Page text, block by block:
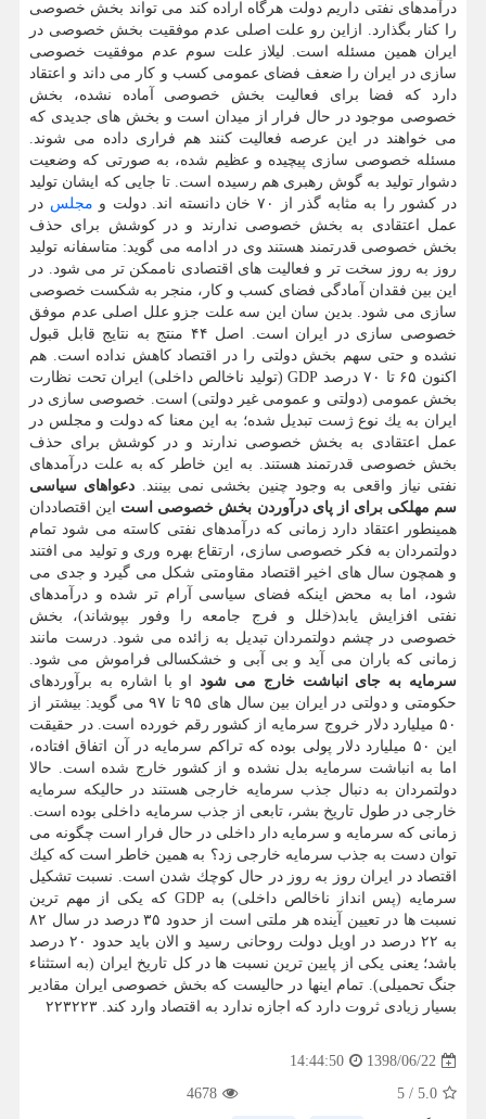
درآمدهای نفتی داریم دولت هرگاه اراده كند می تواند بخش خصوصی
را كنار بگذارد. ازاین رو علت اصلی عدم موفقیت بخش خصوصی در
ایران همین مسئله است. لیلاز علت سوم عدم موفقیت خصوصی
سازی در ایران را ضعف فضای عمومی كسب و كار می داند و اعتقاد
دارد كه فضا برای فعالیت بخش خصوصی آماده نشده، بخش
خصوصی موجود در حال فرار از میدان است و بخش های جدیدی كه
می خواهند در این عرصه فعالیت كنند هم فراری داده می شوند.
مسئله خصوصی سازی پیچیده و عظیم شده، به صورتی كه وضعیت
دشوار تولید به گوش رهبری هم رسیده است. تا جایی كه ایشان تولید
در كشور را به مثابه گذر از ۷۰ خان دانسته اند. دولت و
مجلس در
عمل اعتقادی به بخش خصوصی ندارند و در كوشش برای حذف
بخش خصوصی قدرتمند هستند وی در ادامه می گوید: متاسفانه تولید
روز به روز سخت تر و فعالیت های اقتصادی ناممكن تر می شود. در
این بین فقدان آمادگی فضای كسب و كار، منجر به شكست خصوصی
سازی می شود. بدین سان این سه علت جزو علل اصلی عدم موفق
خصوصی سازی در ایران است. اصل ۴۴ منتج به نتایج قابل قبول
نشده و حتی سهم بخش دولتی را در اقتصاد كاهش نداده است. هم
اكنون ۶۵ تا ۷۰ درصد GDP (تولید ناخالص داخلی) ایران تحت نظارت
بخش عمومی (دولتی و عمومی غیر دولتی) است. خصوصی سازی در
ایران به یك نوع ژست تبدیل شده؛ به این معنا كه دولت و مجلس در
عمل اعتقادی به بخش خصوصی ندارند و در كوشش برای حذف
بخش خصوصی قدرتمند هستند. به این خاطر كه به علت درآمدهای
نفتی نیاز واقعی به وجود چنین بخشی نمی بینند. دعواهای سیاسی
سم مهلكی برای از پای درآوردن بخش خصوصی است این اقتصاددان
همینطور اعتقاد دارد زمانی كه درآمدهای نفتی كاسته می شود تمام
دولتمردان به فكر خصوصی سازی، ارتقاع بهره وری و تولید می افتند
و همچون سال های اخیر اقتصاد مقاومتی شكل می گیرد و جدی می
شود، اما به محض اینكه فضای سیاسی آرام تر شده و درآمدهای
نفتی افزایش یابد(خلل و فرج جامعه را وفور بپوشاند)، بخش
خصوصی در چشم دولتمردان تبدیل به زائده می شود. درست مانند
زمانی كه باران می آید و بی آبی و خشكسالی فراموش می شود.
سرمایه به جای انباشت خارج می شوداو با اشاره به برآوردهای
حكومتی و دولتی در ایران بین سال های ۹۵ تا ۹۷ می گوید: بیشتر از
۵۰ میلیارد دلار خروج سرمایه از كشور رقم خورده است. در حقیقت
این ۵۰ میلیارد دلار پولی بوده كه تراكم سرمایه در آن اتفاق افتاده،
اما به انباشت سرمایه بدل نشده و از كشور خارج شده است. حالا
دولتمردان به دنبال جذب سرمایه خارجی هستند در حالیكه سرمایه
خارجی در طول تاریخ بشر، تابعی از جذب سرمایه داخلی بوده است.
زمانی كه سرمایه و سرمایه دار داخلی در حال فرار است چگونه می
توان دست به جذب سرمایه خارجی زد؟ به همین خاطر است كه كیك
اقتصاد در ایران روز به روز در حال كوچك شدن است. نسبت تشكیل
سرمایه (پس انداز ناخالص داخلی) به GDP كه یكی از مهم ترین
نسبت ها در تعیین آینده هر ملتی است از حدود ۳۵ درصد در سال ۸۲
به ۲۲ درصد در اویل دولت روحانی رسید و الان باید حدود ۲۰ درصد
باشد؛ یعنی یكی از پایین ترین نسبت ها در كل تاریخ ایران (به استثناء
جنگ تحمیلی). تمام اینها در حالیست كه بخش خصوصی ایران مقادیر
بسیار زیادی ثروت دارد كه اجازه ندارد به اقتصاد وارد كند. ۲۲۳۲۲۳
1398/06/22
14:44:50
5.0
/
5
4678